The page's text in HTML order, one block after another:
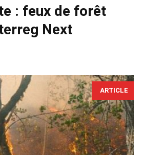
: feux de forêt
Next
ARTICLE